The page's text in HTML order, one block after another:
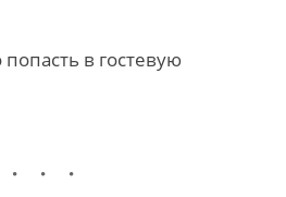
в гостевую